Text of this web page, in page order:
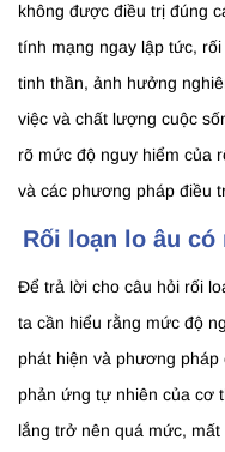
không được điều trị đúng
tính mạng ngay lập tức,
tinh thần, ảnh hưởng
việc và chất lượng cuộc
rõ mức độ nguy hiểm của
và các phương pháp điều
Rối loạn lo âu có
Để trả lời cho câu hỏi rối
ta cần hiểu rằng mức độ
phát hiện và phương
phản ứng tự nhiên của cơ
lắng trở nên quá mức,